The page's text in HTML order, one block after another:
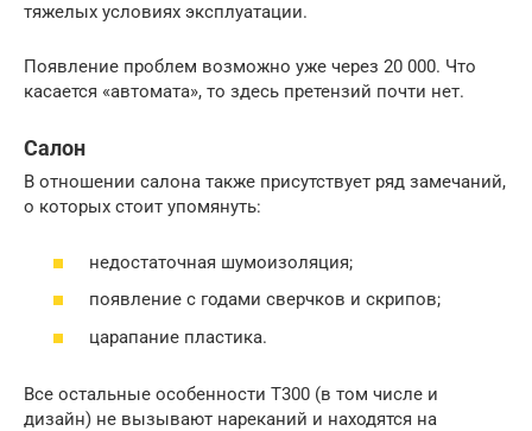
тяжелых условиях эксплуатации.
Появление проблем возможно уже через 20 000. Что
касается «автомата», то здесь претензий почти нет.
Салон
В отношении салона также присутствует ряд замечаний,
о которых стоит упомянуть:
недостаточная шумоизоляция;
появление с годами сверчков и скрипов;
царапание пластика.
Все остальные особенности Т300 (в том числе и
дизайн) не вызывают нареканий и находятся на